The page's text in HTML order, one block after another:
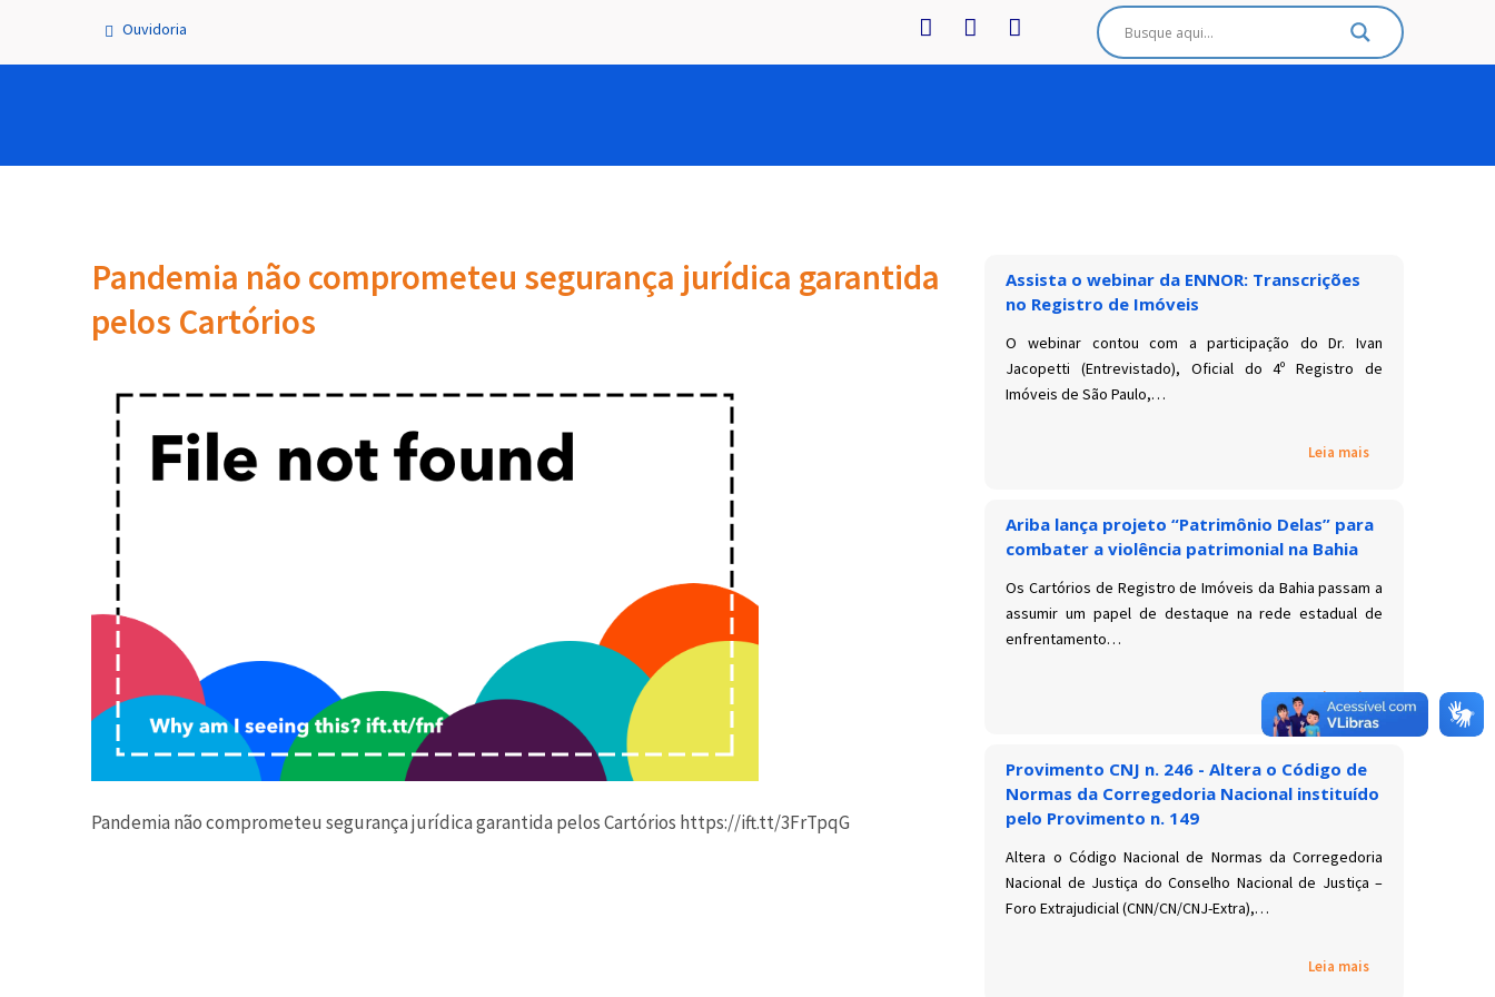
Ouvidoria
Pandemia não comprometeu segurança jurídica garantida
pelos Cartórios
Pandemia não comprometeu segurança jurídica garantida pelos Cartórios https://ift.tt/3FrTpqG
Assista o webinar da ENNOR: Transcrições
no Registro de Imóveis
O webinar contou com a participação do Dr. Ivan
Jacopetti (Entrevistado), Oficial do 4º Registro de
Imóveis de São Paulo,…
Leia mais
Ariba lança projeto “Patrimônio Delas” para
combater a violência patrimonial na Bahia
Os Cartórios de Registro de Imóveis da Bahia passam a
assumir um papel de destaque na rede estadual de
enfrentamento…
Leia mais
Provimento CNJ n. 246 - Altera o Código de
Normas da Corregedoria Nacional instituído
pelo Provimento n. 149
Altera o Código Nacional de Normas da Corregedoria
Nacional de Justiça do Conselho Nacional de Justiça –
Foro Extrajudicial (CNN/CN/CNJ-Extra),…
Leia mais